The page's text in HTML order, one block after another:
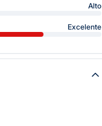
Alto
Excelente